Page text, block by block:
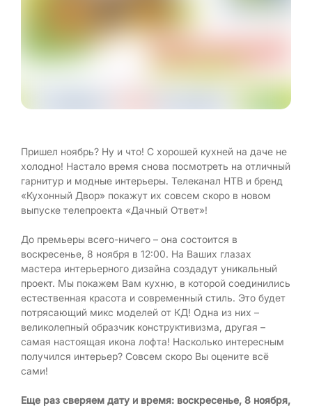
Пришел ноябрь? Ну и что! С хорошей кухней на даче не
холодно! Настало время снова посмотреть на отличный
гарнитур и модные интерьеры. Телеканал НТВ и бренд
«Кухонный Двор» покажут их совсем скоро в новом
выпуске телепроекта «Дачный Ответ»!
До премьеры всего-ничего – она состоится в
воскресенье, 8 ноября в 12:00. На Ваших глазах
мастера интерьерного дизайна создадут уникальный
проект. Мы покажем Вам кухню, в которой соединились
естественная красота и современный стиль. Это будет
потрясающий микс моделей от КД! Одна из них –
великолепный образчик конструктивизма, другая –
самая настоящая икона лофта! Насколько интересным
получился интерьер? Совсем скоро Вы оцените всё
сами!
Еще раз сверяем дату и время: воскресенье, 8 ноября,